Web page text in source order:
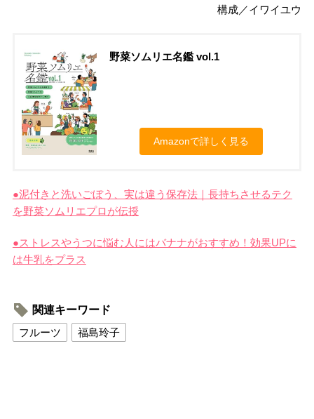
構成／イワイユウ
野菜ソムリエ名鑑 vol.1
Amazonで詳しく見る
●泥付きと洗いごぼう、実は違う保存法｜長持ちさせるテク
を野菜ソムリエプロが伝授
●ストレスやうつに悩む人にはバナナがおすすめ！効果UPに
は牛乳をプラス
関連キーワード
フルーツ
福島玲子